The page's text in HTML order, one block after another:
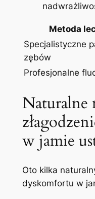
Metoda
Specjalistyczne
zębów
Profesjonalne
Naturalne
w jamie
Oto kilka
dyskomfortu w